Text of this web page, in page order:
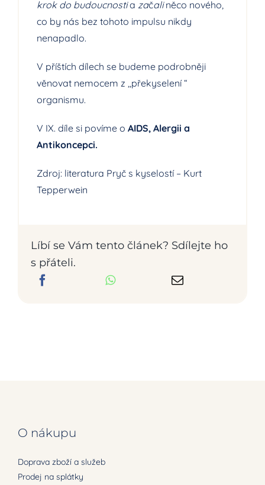
krok do budoucnostia začaliněco nového,
co by nás bez tohoto impulsu nikdy
nenapadlo.
V příštích dílech se budeme podrobněji
věnovat nemocem z ,,překyselení “
organismu.
V IX. díle si povíme o AIDS, Alergii a
Antikoncepci.
Zdroj: literatura Pryč s kyselostí – Kurt
Tepperwein
Líbí se Vám tento článek? Sdílejte ho
s přáteli.
O nákupu
Doprava zboží a služeb
Prodej na splátky